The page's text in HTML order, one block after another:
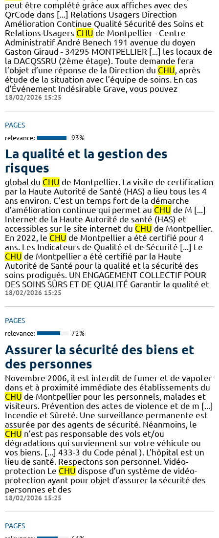
peut être complété grâce aux affiches avec des
QrCode dans [...] Relations Usagers Direction
Amélioration Continue Qualité Sécurité des Soins et
Relations Usagers CHU de Montpellier - Centre
Administratif André Benech 191 avenue du doyen
Gaston Giraud - 34295 MONTPELLIER [...] les locaux de
la DACQSSRU (2ème étage). Toute demande fera
l’objet d’une réponse de la Direction du CHU , après
étude de la situation avec l’équipe de soins. En cas
d’Événement Indésirable Grave, vous pouvez
18/02/2026 15:25
PAGES
relevance: 93%
La qualité et la gestion des
risques
global du CHU de Montpellier. La visite de certification
par la Haute Autorité de Santé (HAS) a lieu tous les 4
ans environ. C’est un temps fort de la démarche
d’amélioration continue qui permet au CHU de M [...]
Internet de la Haute Autorité de santé (HAS) et
accessibles sur le site internet du CHU de Montpellier.
En 2022, le CHU de Montpellier a été certifié pour 4
ans. Les Indicateurs de Qualité et de Sécurité [...] Le
CHU de Montpellier a été certifié par la Haute
Autorité de Santé pour la qualité et la sécurité des
soins prodigués. UN ENGAGEMENT COLLECTIF POUR
DES SOINS SÛRS ET DE QUALITÉ Garantir la qualité et
18/02/2026 15:25
PAGES
relevance: 72%
Assurer la sécurité des biens et
des personnes
Novembre 2006, il est interdit de fumer et de vapoter
dans et à proximité immédiate des établissements du
CHU de Montpellier pour les personnels, malades et
visiteurs. Prévention des actes de violence et de m [...]
Incendie et Sûreté. Une surveillance permanente est
assurée par des agents de sécurité. Néanmoins, le
CHU n’est pas responsable des vols et/ou
dégradations qui surviennent sur votre véhicule ou
vos biens. [...] 433-3 du Code pénal ). L'hôpital est un
lieu de santé. Respectons son personnel. Vidéo-
protection Le CHU dispose d’un système de vidéo-
protection ayant pour objet d’assurer la sécurité des
personnes et des
18/02/2026 15:25
PAGES